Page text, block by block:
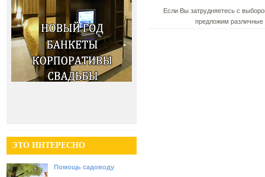
ЭТО ИНТЕРЕСНО
Помощь садоводу
Если Вы затрудняетесь с
предложим различные